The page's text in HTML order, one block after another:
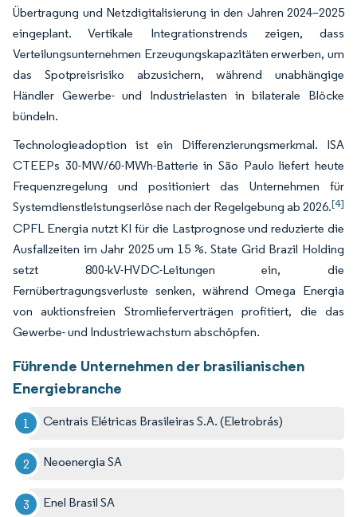
Übertragung und Netzdigitalisierung in den Jahren 2024–2025
eingeplant. Vertikale Integrationstrends zeigen, dass
Verteilungsunternehmen Erzeugungskapazitäten erwerben, um
das Spotpreisrisiko abzusichern, während unabhängige
Händler Gewerbe- und Industrielasten in bilaterale Blöcke
bündeln.
Technologieadoption ist ein Differenzierungsmerkmal. ISA
CTEEPs 30-MW/60-MWh-Batterie in São Paulo liefert heute
Frequenzregelung und positioniert das Unternehmen für
Systemdienstleistungserlöse nach der Regelgebung ab 2026.[4]
CPFL Energia nutzt KI für die Lastprognose und reduzierte die
Ausfallzeiten im Jahr 2025 um 15 %. State Grid Brazil Holding
setzt 800-kV-HVDC-Leitungen ein, die
Fernübertragungsverluste senken, während Omega Energia
von auktionsfreien Stromlieferverträgen profitiert, die das
Gewerbe- und Industriewachstum abschöpfen.
Führende Unternehmen der brasilianischen
Energiebranche
Centrais Elétricas Brasileiras S.A. (Eletrobrás)
Neoenergia SA
Enel Brasil SA